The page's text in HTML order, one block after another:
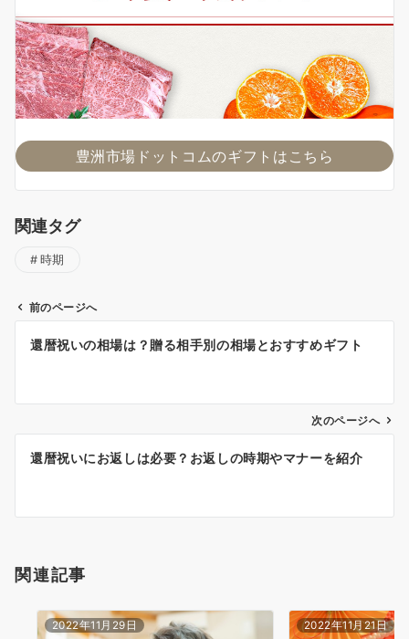
豊洲市場ドットコムのギフトはこちら
関連タグ
時期
ン
前のページへ
還暦祝いの相場は？贈る相手別の相場とおすすめギフト
次のページへ
還暦祝いにお返しは必要？お返しの時期やマナーを紹介
関連記事
2022年11月29日 2022年11月21日